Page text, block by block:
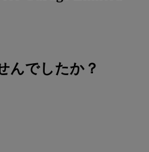
んでしたか？